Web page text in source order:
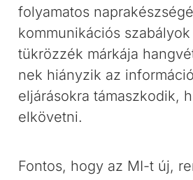
folyamatos
kommunikációs
tükrözzék márkája
nek hiányzik az
eljárásokra támaszkodik,
elkövetni.
Fontos, hogy az MI-t új,